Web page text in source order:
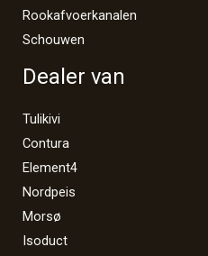
Rookafvoerkanalen
Schouwen
Dealer van
Tulikivi
Contura
Element4
Nordpeis
Morsø
Isoduct